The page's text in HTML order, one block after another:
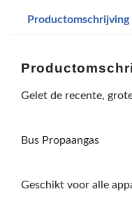
Productomschrijving
Gelet de recente,
Bus Propaangas
Geschikt voor alle